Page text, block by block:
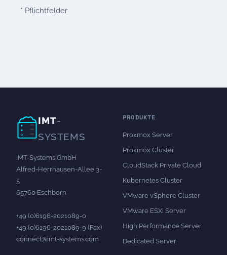
* Pflichtfelder
IMT-
SYSTEMS
IMT-Systems GmbH
Alfred-Herrhausen-Allee 3-
5
65760 Eschborn
+49 (0)6196-2021089-0
+49 (0)6196-2021089-9 (Fax)
connect@imt-systems.com
PRODUKTE
Proxmox Server
Proxmox Cluster
CloudStack Private Cloud
Kubernetes Cluster
VMware vSphere Cluster
VMware ESXi Server
High Performance Server
Dedicated Server